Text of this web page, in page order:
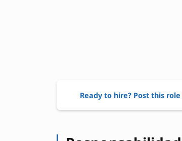
Ready to hire? Post this